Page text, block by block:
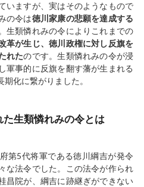
いますが、実はそのようなもので
の令は徳川家康の悲願を達成する
生類憐れみの令によりこれまでの
革が生じ、徳川政権に対し反旗を
れたのです。生類憐れみの令が浸
軍事的に反旗を翻す藩が生まれる
化に繋がりました。
生類憐れみの令とは
第5代将軍である徳川綱吉が発令
な法令でした。この法令が作られ
昌院が、綱吉に跡継ぎができない